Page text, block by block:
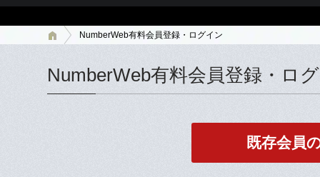
NumberWeb有料会員登録・ログイン
NumberWeb有料会員登録・ロ
既存会員